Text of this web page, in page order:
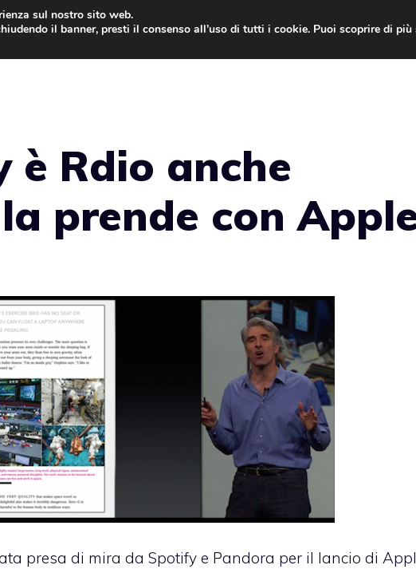
Rdio anche
prende con
presa di mira da Spotify e Pandora per il lancio di
sul nostro sito web.
il banner, presti il consenso all’uso di tutti i cookie. Puoi scoprire di